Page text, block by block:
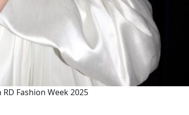
Fashion Week 2025